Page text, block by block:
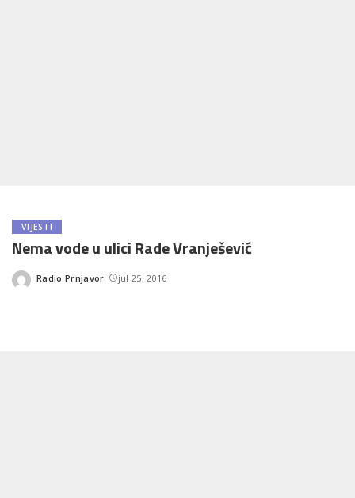
VIJESTI
Nema vode u ulici Rade Vranješević
Posted
Radio Prnjavor jul 25, 2016